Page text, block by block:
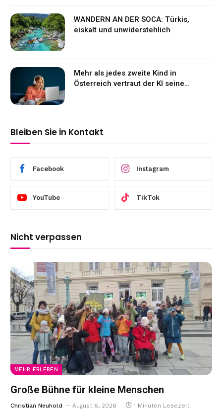
WANDERN AN DER SOCA: Türkis,
eiskalt und unwiderstehlich
Mehr als jedes zweite Kind in
Österreich vertraut der KI seine
Bleiben Sie in Kontakt
Facebook Instagram
YouTube TikTok
Nicht verpassen
MEHR ERLEBEN
Große Bühne für kleine Menschen
Christian Neuhold August 6, 2026 1 Minuten Lesezeit